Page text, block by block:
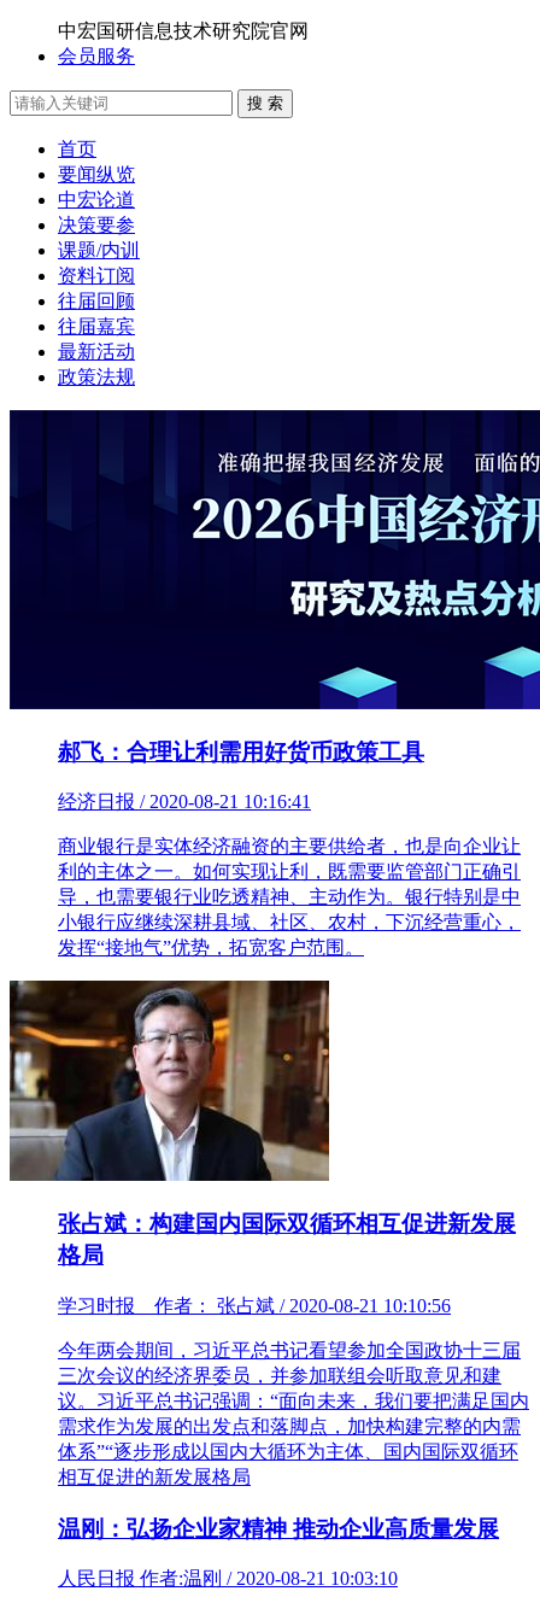
中宏国研信息技术研究院官网
会员服务
搜 索
首页
要闻纵览
中宏论道
决策要参
课题/内训
资料订阅
往届回顾
往届嘉宾
最新活动
政策法规
郝飞：合理让利需用好货币政策工具
经济日报 / 2020-08-21 10:16:41
商业银行是实体经济融资的主要供给者，也是向企业让
利的主体之一。如何实现让利，既需要监管部门正确引
导，也需要银行业吃透精神、主动作为。银行特别是中
小银行应继续深耕县域、社区、农村，下沉经营重心，
发挥“接地气”优势，拓宽客户范围。
张占斌：构建国内国际双循环相互促进新发展
格局
学习时报 作者： 张占斌 / 2020-08-21 10:10:56
今年两会期间，习近平总书记看望参加全国政协十三届
三次会议的经济界委员，并参加联组会听取意见和建
议。习近平总书记强调：“面向未来，我们要把满足国内
需求作为发展的出发点和落脚点，加快构建完整的内需
体系”“逐步形成以国内大循环为主体、国内国际双循环
相互促进的新发展格局
温刚：弘扬企业家精神 推动企业高质量发展
人民日报 作者:温刚 / 2020-08-21 10:03:10